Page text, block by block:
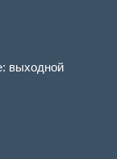
выходной